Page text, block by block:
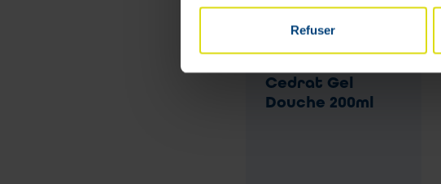
Refuser
Cedrat Gel
Douche 200ml